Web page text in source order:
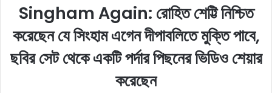
Singham Again: রোহিত শেট্টি নিশ্চিত
করেছেন যে সিংহাম এগেন দীপাবলিতে মুক্তি পাবে,
ছবির সেট থেকে একটি পর্দার পিছনের ভিডিও শেয়ার
করেছেন